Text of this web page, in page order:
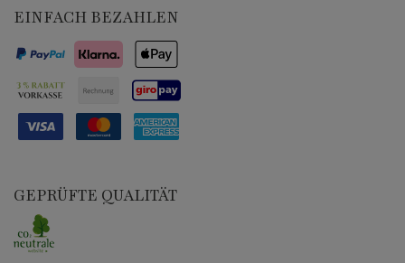
EINFACH BEZAHLEN
GEPRÜFTE QUALITÄT